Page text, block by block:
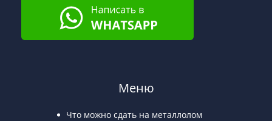
Меню
Что можно сдать на металлолом